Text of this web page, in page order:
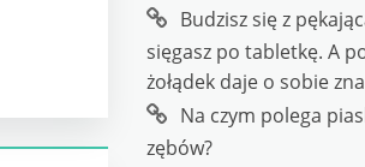
Budzisz się z
sięgasz po tabletkę. A
żołądek daje o sobie
Na czym polega
zębów?